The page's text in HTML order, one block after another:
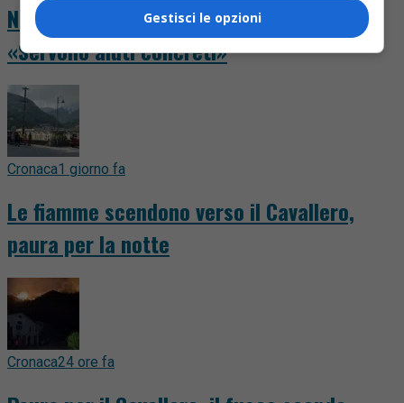
Nubifragio nel Novarese, i sindaci uniti:
«Servono aiuti concreti»
Cronaca1 giorno fa
Le fiamme scendono verso il Cavallero,
paura per la notte
Cronaca24 ore fa
Gestisci le opzioni